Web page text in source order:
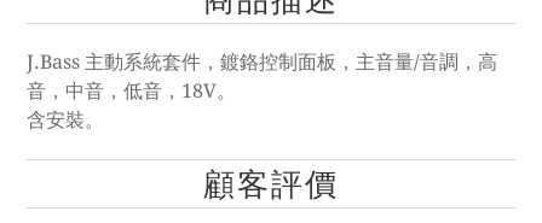
J.Bass 主動系統套件，鍍鉻控制面板，主音量/音調，高
音，中音，低音，18V。
含安裝。
顧客評價